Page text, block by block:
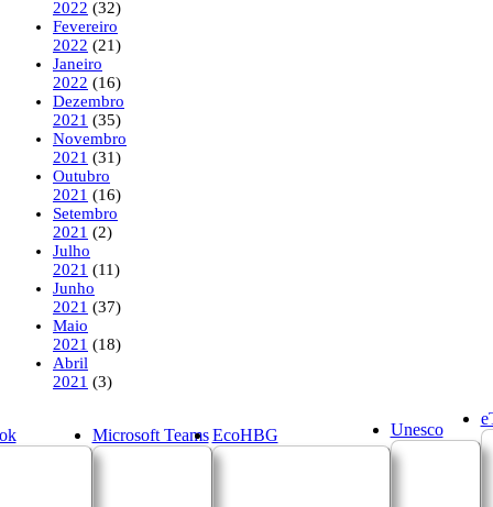
2022 (32)
Fevereiro
2022 (21)
Janeiro
2022 (16)
Dezembro
2021 (35)
Novembro
2021 (31)
Outubro
2021 (16)
Setembro
2021 (2)
Julho
2021 (11)
Junho
2021 (37)
Maio
2021 (18)
Abril
2021 (3)
Microsoft Teams EcoHBG Unesco